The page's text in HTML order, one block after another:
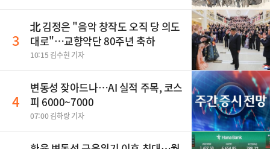
3
北 김정은 "음악 창작도 오직 당 의도
대로"…교향악단 80주년 축하
10:15 김수현 기자
4
변동성 잦아드나…AI 실적 주목, 코스
피 6000~7000
07:00 김하랑 기자